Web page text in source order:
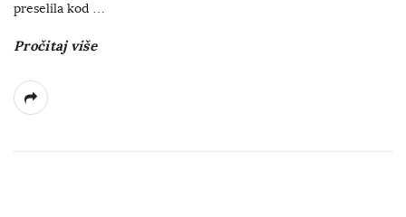
preselila kod …
Pročitaj više